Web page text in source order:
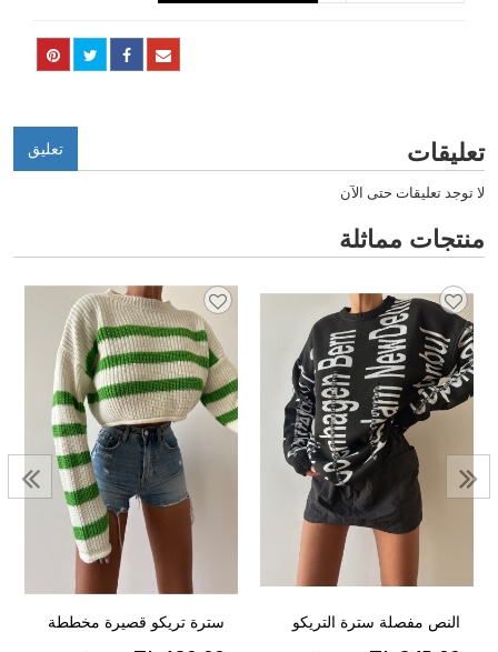
تعليقات تعليق
لا توجد تعليقات حتى الآن
منتجات مماثلة
النص مفصلة سترة التريكو سترة تريكو قصيرة مخططة